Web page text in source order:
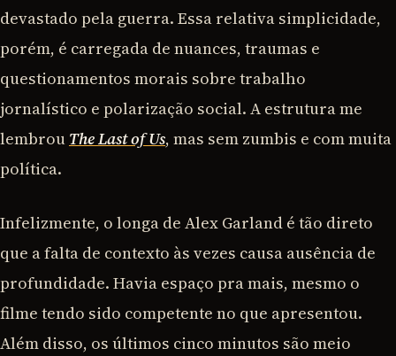
devastado pela guerra. Essa relativa simplicidade,
porém, é carregada de nuances, traumas e
questionamentos morais sobre trabalho
jornalístico e polarização social. A estrutura me
lembrou The Last of Us, mas sem zumbis e com muita
política.
Infelizmente, o longa de Alex Garland é tão direto
que a falta de contexto às vezes causa ausência de
profundidade. Havia espaço pra mais, mesmo o
filme tendo sido competente no que apresentou.
Além disso, os últimos cinco minutos são meio